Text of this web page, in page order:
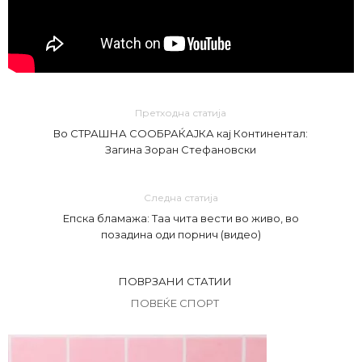
Претходна статија
Во СТРАШНА СООБРАЌАЈКА кај Континентал:
Загина Зоран Стефановски
Следна статија
Епска бламажа: Таа чита вести во живо, во
позадина оди порнич (видео)
ПОВРЗАНИ СТАТИИ
ПОВЕЌЕ СПОРТ